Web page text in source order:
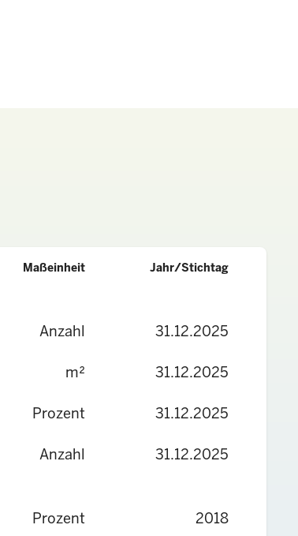
Maßeinheit Jahr/Stichtag
Anzahl 31.12.2025
m² 31.12.2025
Prozent 31.12.2025
Anzahl 31.12.2025
Prozent 2018